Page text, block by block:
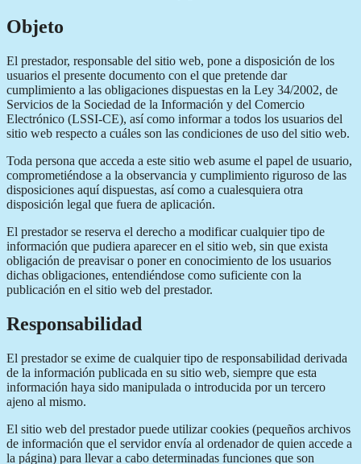
Objeto
El prestador, responsable del sitio web, pone a disposición de los
usuarios el presente documento con el que pretende dar
cumplimiento a las obligaciones dispuestas en la Ley 34/2002, de
Servicios de la Sociedad de la Información y del Comercio
Electrónico (LSSI-CE), así como informar a todos los usuarios del
sitio web respecto a cuáles son las condiciones de uso del sitio web.
Toda persona que acceda a este sitio web asume el papel de usuario,
comprometiéndose a la observancia y cumplimiento riguroso de las
disposiciones aquí dispuestas, así como a cualesquiera otra
disposición legal que fuera de aplicación.
El prestador se reserva el derecho a modificar cualquier tipo de
información que pudiera aparecer en el sitio web, sin que exista
obligación de preavisar o poner en conocimiento de los usuarios
dichas obligaciones, entendiéndose como suficiente con la
publicación en el sitio web del prestador.
Responsabilidad
El prestador se exime de cualquier tipo de responsabilidad derivada
de la información publicada en su sitio web, siempre que esta
información haya sido manipulada o introducida por un tercero
ajeno al mismo.
El sitio web del prestador puede utilizar cookies (pequeños archivos
de información que el servidor envía al ordenador de quien accede a
la página) para llevar a cabo determinadas funciones que son